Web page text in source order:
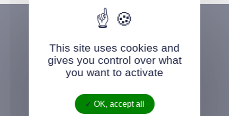
This site uses cookies and
gives you control over what
you want to activate
OK, accept all